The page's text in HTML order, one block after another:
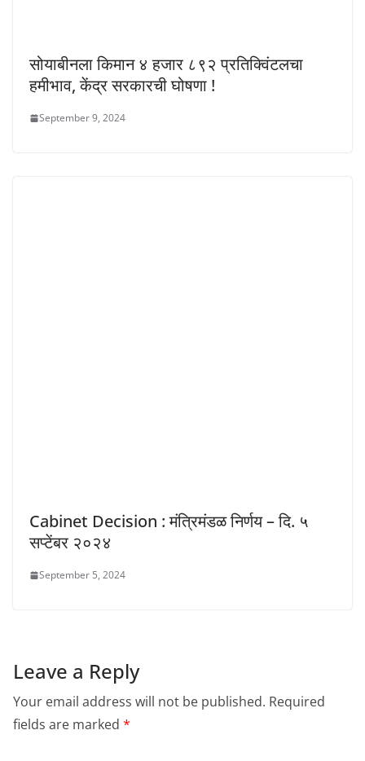
सोयाबीनला किमान ४ हजार ८९२ प्रतिक्विंटलचा
हमीभाव, केंद्र सरकारची घोषणा !
September 9, 2024
Cabinet Decision : मंत्रिमंडळ निर्णय – दि. ५
सप्टेंबर २०२४
September 5, 2024
Leave a Reply
Your email address will not be published. Required
fields are marked *